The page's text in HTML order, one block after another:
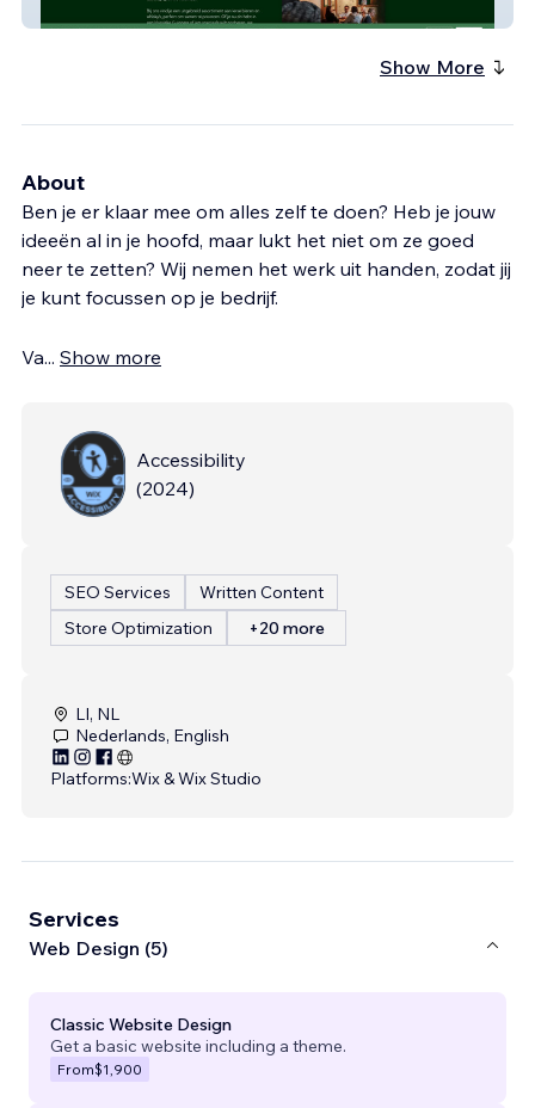
Erin's Isle Heerlen
Show More
About
Ben je er klaar mee om alles zelf te doen? Heb je jouw
ideeën al in je hoofd, maar lukt het niet om ze goed
neer te zetten? Wij nemen het werk uit handen, zodat jij
je kunt focussen op je bedrijf.
Va... Show more
Accessibility
(2024)
SEO Services
Written Content
Store Optimization
+20 more
LI, NL
Nederlands, English
Platforms:Wix & Wix Studio
Services
Web Design (5)
Classic Website Design
Get a basic website including a theme.
From$1,900